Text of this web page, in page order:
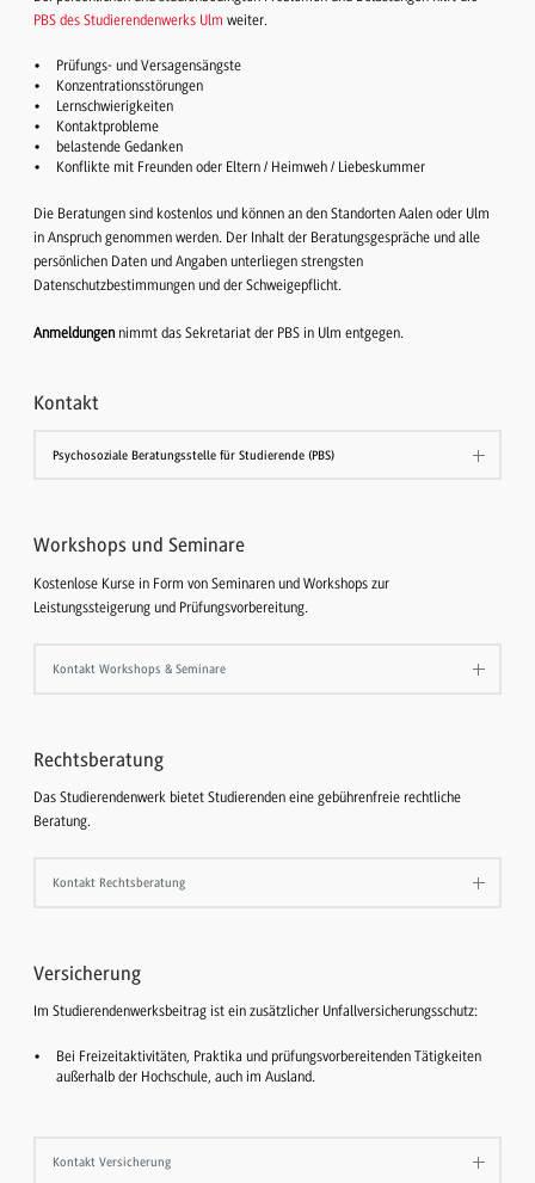
PBS des Studierendenwerks Ulm weiter.
Prüfungs- und Versagensängste
Konzentrationsstörungen
Lernschwierigkeiten
Kontaktprobleme
belastende Gedanken
Konflikte mit Freunden oder Eltern / Heimweh / Liebeskummer
Die Beratungen sind kostenlos und können an den Standorten Aalen oder Ulm
in Anspruch genommen werden. Der Inhalt der Beratungsgespräche und alle
persönlichen Daten und Angaben unterliegen strengsten
Datenschutzbestimmungen und der Schweigepflicht.
Anmeldungen nimmt das Sekretariat der PBS in Ulm entgegen.
Kontakt
Psychosoziale Beratungsstelle für Studierende (PBS)
Workshops und Seminare
Kostenlose Kurse in Form von Seminaren und Workshops zur
Leistungssteigerung und Prüfungsvorbereitung.
Kontakt Workshops & Seminare
Rechtsberatung
Das Studierendenwerk bietet Studierenden eine gebührenfreie rechtliche
Beratung.
Kontakt Rechtsberatung
Versicherung
Im Studierendenwerksbeitrag ist ein zusätzlicher Unfallversicherungsschutz:
Bei Freizeitaktivitäten, Praktika und prüfungsvorbereitenden Tätigkeiten
außerhalb der Hochschule, auch im Ausland.
Kontakt Versicherung